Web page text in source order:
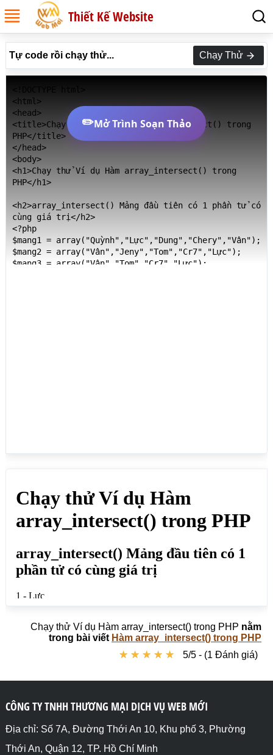
Thiết Kế Website
Tự code rồi chạy thử... Chạy Thử
<html>
<head>
<title>Chạy thử Ví dụ Hàm array_intersect() trong
PHP</title>
</head>
<body>
<h1>Chạy thử Ví dụ Hàm array_intersect() trong
PHP</h1>
<h2>array_intersect() Mảng đầu tiên có 1 phần tử có
cùng giá trị</h2>
<?php
$mang1 = array("Quỳnh","Lực","Dung","Chery","Vân");
$mang2 = array("Vân","Jeny","Tom","Cr7","Lực");
$mang3 = array("Vân","Tom","Cr7","Lực");
echo $key." - ".$value."<br>";
?>
</body>
✏️Mở Trình Soạn Thảo
Chạy thử Ví dụ Hàm array_intersect() trong PHP nằm
trong bài viết Hàm array_intersect() trong PHP
★ ★ ★ ★ ★
★ ★ ★ ★ ★ 5/5 - (1 Đánh giá)
CÔNG TY TNHH THƯƠNG MẠI DỊCH VỤ WEB MỚI
Địa chỉ: Số 7A, Đường Thới An 10, Khu phố 3, Phường
Thới An, Quận 12, TP. Hồ Chí Minh